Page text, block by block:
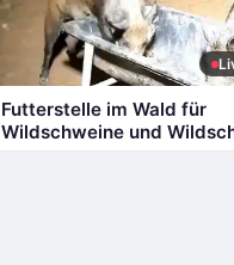
Futterstelle im Wald für
Wildschweine und